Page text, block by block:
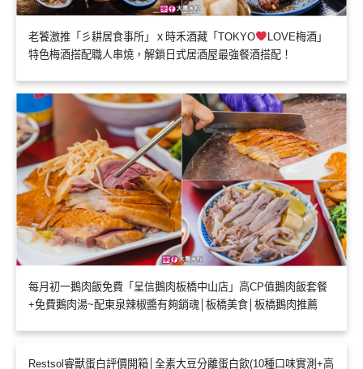
老饕激推「彡耕居食事所」ｘ時禾酒藏「TOKYO
LOVE梅酒」
特色梅酒搭配職人串燒，解鎖日式居酒屋最強餐酒搭配！
每月初一鵝肉飯免費「呈信鵝肉板橋中山店」高CP值鵝肉飯套餐
+免費鵝肉湯~配東泉辣椒醬有夠銷魂│板橋美食│板橋鵝肉推薦
Restsol睿獸蛋白評價開箱│全素大豆分離蛋白飲(10種口味實測+高